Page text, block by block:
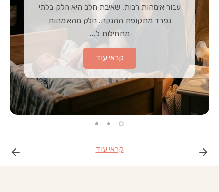
עבור אימהות רבות, שאיבת חלב היא חלק בלתי
נפרד מתקופת ההנקה. חלק מהאימהות
מתחילות ל...
קראי עוד
קראי עוד